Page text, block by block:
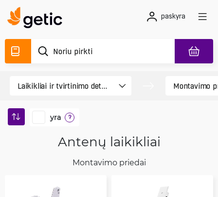
paskyra
yra ?
Antenų laikikliai
Montavimo priedai